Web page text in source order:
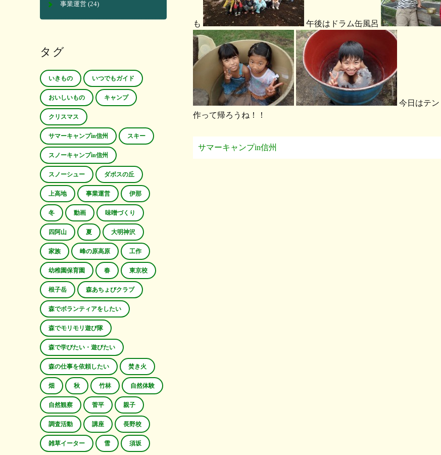
も 午後はドラム缶風呂
今日はテ
作って帰ろうね！！
サマーキャンプin信州
事業運営 (24)
タグ
いきもの いつでもガイド
おいしいもの キャンプ
クリスマス
サマーキャンプin信州 スキー
スノーキャンプin信州
スノーシュー ダボスの丘
上高地 事業運営 伊那
冬 動画 味噌づくり
四阿山 夏 大明神沢
家族 峰の原高原 工作
幼稚園保育園 春 東京校
根子岳 森あちょびクラブ
森でボランティアをしたい
森でモリモリ遊び隊
森で学びたい・遊びたい
森の仕事を依頼したい 焚き火
畑 秋 竹林 自然体験
自然観察 菅平 親子
調査活動 講座 長野校
雑草イーター 雪 須坂